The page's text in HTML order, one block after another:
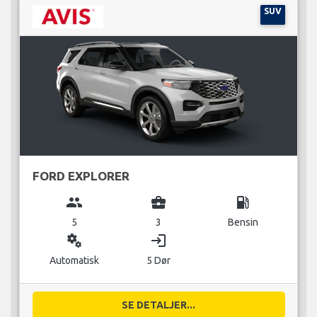
SUV
FORD EXPLORER
group
5
business_center
3
local_gas_station
Bensin
miscellaneous_services
Automatisk
login
5 Dør
SE DETALJER...